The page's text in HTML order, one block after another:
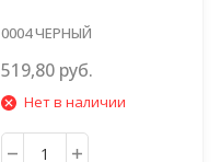
0004 ЧЕРНЫЙ
519,80 руб.
Нет в наличии